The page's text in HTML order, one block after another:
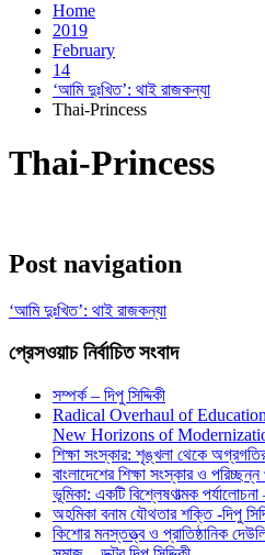
Home
2019
February
14
‘আমি দুঃখিত’: থাই রাজকন্যা
Thai-Princess
Thai-Princess
Post navigation
‘আমি দুঃখিত’: থাই রাজকন্যা
প্রেসওয়াচ নির্বাচিত সংবাদ
সম্পর্ক – দিপু সিদ্দিকী
Radical Overhaul of
New Horizons of
শিক্ষা সংস্কার: শৃঙ্খলা থেকে
বাংলাদেশের শিক্ষা সংস্কার ও
ভূমিকা: একটি বিশ্লেষণাত্মক
অহমিকা বনাম যৌথতার শক্তি -দিপু
কিশোর মনস্তত্ত্ব ও প্রাতিষ্ঠানিক